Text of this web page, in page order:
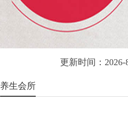
更新时间：
养生会所